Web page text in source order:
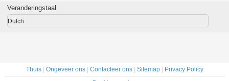
weerstand
op
Veranderingstaal
Dutch
Thuis| Ongeveer ons| Contacteer ons| Sitemap| Privacy Policy